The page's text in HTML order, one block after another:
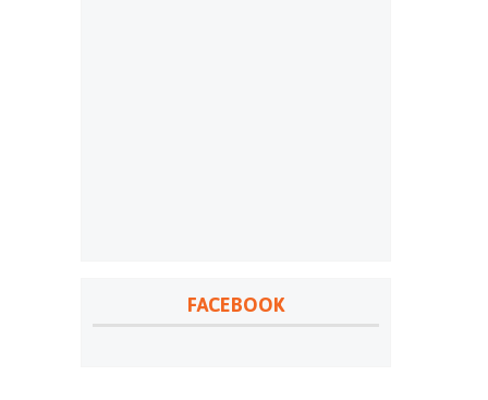
FACEBOOK